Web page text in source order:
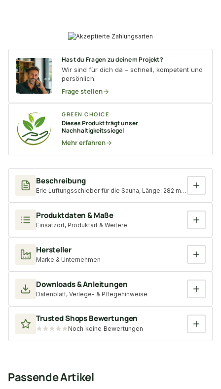
Beschreibung
Erle Lüftungsschieber für die Sauna, Länge: 282 mm, Breite:
Produktdaten & Maße
Einsatzort, Produktart & Weitere
Hersteller
Marke & Unternehmen
Downloads & Anleitungen
Datenblatt, Verlege- & Pflegehinweise
Trusted Shops Bewertungen
Noch keine Bewertungen
Hast du Fragen zu deinem Projekt?
Wir sind für dich da – schnell, kompetent und
persönlich.
Frage stellen
GREEN CHOICE
Dieses Produkt trägt unser
Nachhaltigkeitssiegel
Mehr erfahren
Passende Artikel